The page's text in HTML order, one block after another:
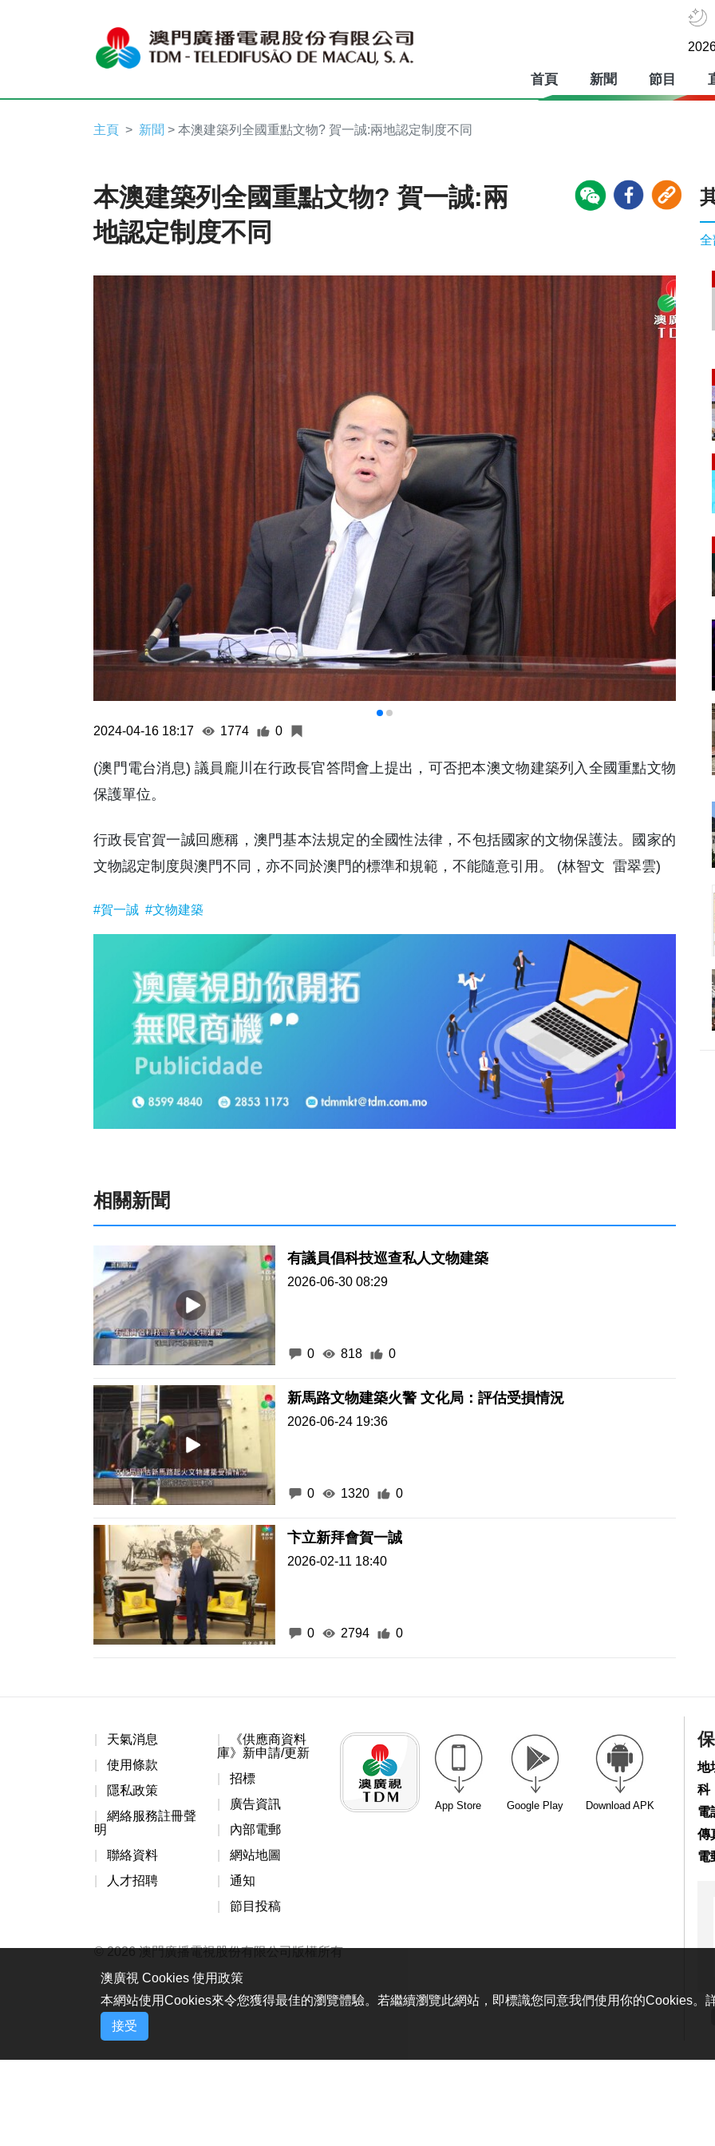
首頁 新聞 節目
主頁 新聞 > 本澳建築列全國重點文物? 賀一誠:兩地認定制度不同
本澳建築列全國重點文物? 賀一誠:兩
地認定制度不同
2024-04-16 18:17 1774 0
(澳門電台消息) 議員龐川在行政長官答問會上提出，可否把本澳文物建築列入全國重點文物
保護單位。
行政長官賀一誠回應稱，澳門基本法規定的全國性法律，不包括國家的文物保護法。國家的
文物認定制度與澳門不同，亦不同於澳門的標準和規範，不能隨意引用。 (林智文 雷翠雲)
#賀一誠 #文物建築
相關新聞
有議員倡科技巡查私人文物建築
2026-06-30 08:29
0 818 0
新馬路文物建築火警 文化局：評估受損情況
2026-06-24 19:36
0 1320 0
卞立新拜會賀一誠
2026-02-11 18:40
0 2794 0
全
天氣消息
使用條款
隱私政策
網絡服務註冊聲
明
聯絡資料
人才招聘
《供應商資料
庫》新申請/更新
招標
廣告資訊
內部電郵
網站地圖
通知
節目投稿
App Store Google Play Download APK
© 2026 澳門廣播電視股份有限公司版權所有
地
科
電
傳
電
澳廣視 Cookies 使用政策
本網站使用Cookies來令您獲得最佳的瀏覽體驗。若繼續瀏覽此網站，即標識您同意我們使用你的Cookies。
接受